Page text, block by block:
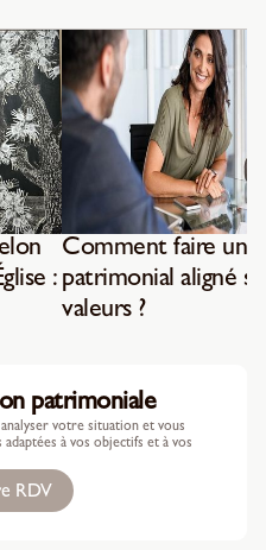
patrimoniale
votre situation et vous
à vos objectifs et à vos
RDV
:
Comment faire un
patrimonial aligné
valeurs ?